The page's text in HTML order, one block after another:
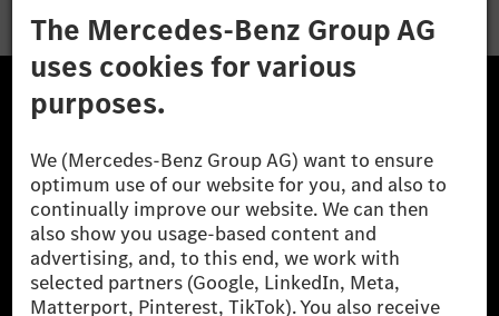
The Mercedes-Benz Group AG (former Daimler AG) is
one of the world's most successful automotive
companies. With Mercedes-Benz AG, we are one of
the leading global suppliers of premium and luxury
cars and vans. Mercedes-Benz Mobility AG offers
financing, leasing, car subscription and car rental,